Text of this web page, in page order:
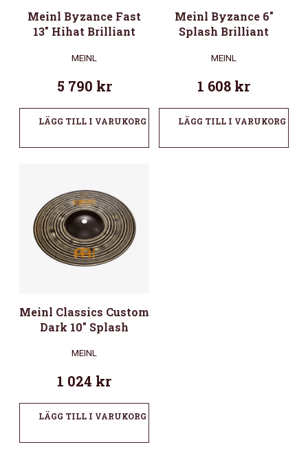
Meinl Byzance Fast
13″ Hihat Brilliant
MEINL
5 790 kr
LÄGG TILL I VARUKORG
Meinl Byzance 6″
Splash Brilliant
MEINL
1 608 kr
LÄGG TILL I VARUKORG
Meinl Classics Custom
Dark 10″ Splash
MEINL
1 024 kr
LÄGG TILL I VARUKORG